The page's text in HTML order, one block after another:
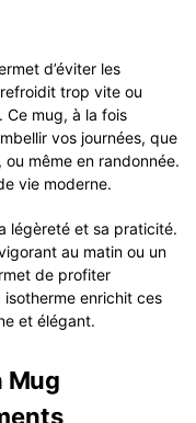
d’éviter les
trop vite ou
Ce mug, à la fois
vos journées, que
même en randonnée.
vie moderne.
légèreté et sa praticité.
au matin ou un
de profiter
enrichit ces
et élégant.
Mug